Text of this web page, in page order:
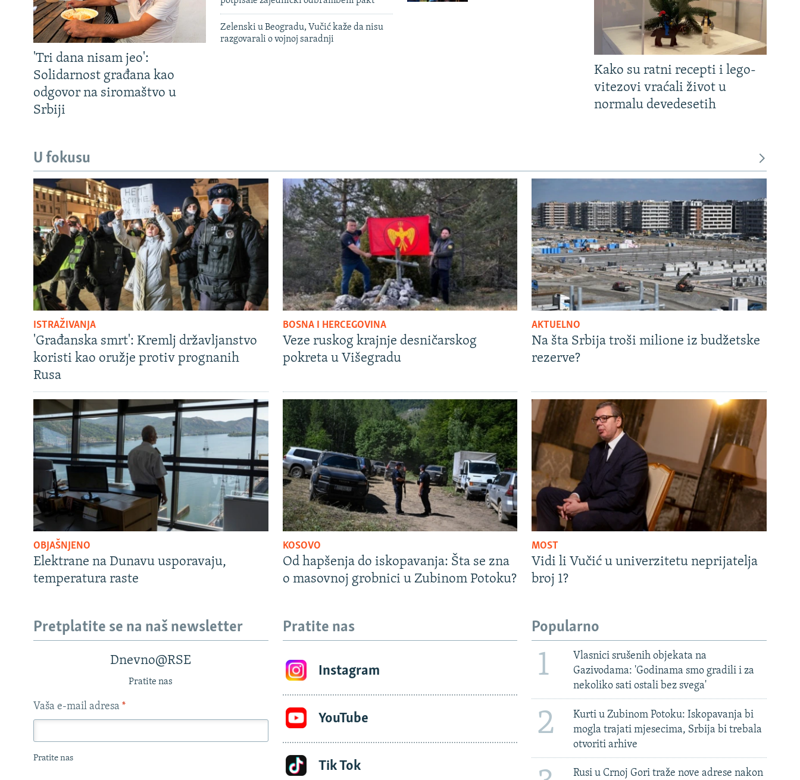
'Tri dana nisam jeo':
Solidarnost građana kao
odgovor na siromaštvo u
Srbiji
Zelenski u Beogradu, Vučić kaže da nisu
razgovarali o vojnoj saradnji
Kako su ratni recepti i lego-
vitezovi vraćali život u
normalu devedesetih
U fokusu
ISTRAŽIVANJA
'Građanska smrt': Kremlj državljanstvo
koristi kao oružje protiv prognanih
Rusa
BOSNA I HERCEGOVINA
Veze ruskog krajnje desničarskog
pokreta u Višegradu
AKTUELNO
Na šta Srbija troši milione iz budžetske
rezerve?
OBJAŠNJENO
Elektrane na Dunavu usporavaju,
temperatura raste
KOSOVO
Od hapšenja do iskopavanja: Šta se zna
o masovnoj grobnici u Zubinom Potoku?
MOST
Vidi li Vučić u univerzitetu neprijatelja
broj 1?
Pretplatite se na naš newsletter
Dnevno@RSE
Pratite nas
Vaša e-mail adresa *
Pratite nas
Pratite nas
Instagram
YouTube
Tik Tok
Popularno
1
Vlasnici srušenih objekata na
Gazivodama: 'Godinama smo gradili i za
nekoliko sati ostali bez svega'
2
Kurti u Zubinom Potoku: Iskopavanja bi
mogla trajati mjesecima, Srbija bi trebala
otvoriti arhive
Rusi u Crnoj Gori traže nove adrese nakon